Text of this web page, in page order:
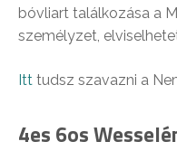
bóvliart találkozása a
személyzet,
Itt tudsz szavazni a
4es 6os